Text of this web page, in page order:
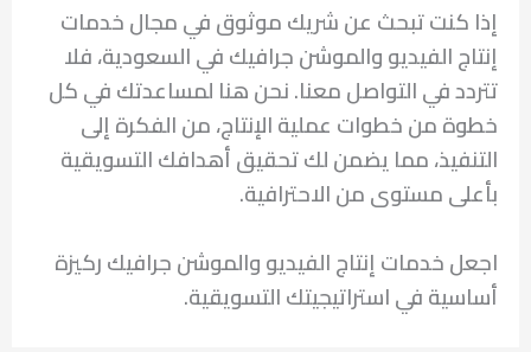
إذا كنت تبحث عن شريك موثوق في مجال خدمات
إنتاج الفيديو والموشن جرافيك في السعودية، فلا
تتردد في التواصل معنا. نحن هنا لمساعدتك في كل
خطوة من خطوات عملية الإنتاج، من الفكرة إلى
التنفيذ، مما يضمن لك تحقيق أهدافك التسويقية
بأعلى مستوى من الاحترافية.
اجعل خدمات إنتاج الفيديو والموشن جرافيك ركيزة
أساسية في استراتيجيتك التسويقية.